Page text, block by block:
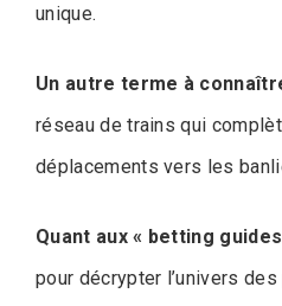
unique.
Un autre terme à
réseau de trains qui
déplacements vers les
Quant aux « betting
pour décrypter l’univers